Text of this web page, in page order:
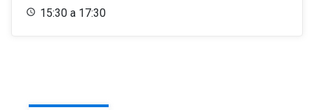
15:30 a 17:30